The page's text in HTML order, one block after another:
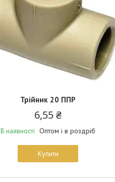
Трійник 20 ППР
6,55 ₴
В наявності Оптом і в роздріб
Купити